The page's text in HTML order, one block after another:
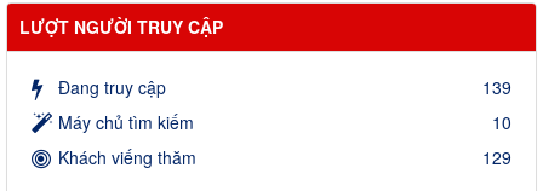
LƯỢT NGƯỜI TRUY CẬP
Đang truy cập
139
Máy chủ tìm kiếm
10
Khách viếng thăm
129